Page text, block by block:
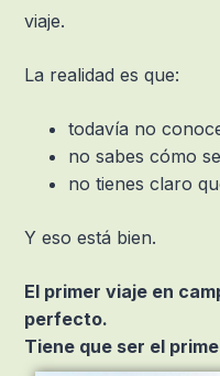
viaje.
La realidad es que:
todavía no
no sabes cómo
no tienes claro
Y eso está bien.
El primer viaje en
perfecto.
Tiene que ser el